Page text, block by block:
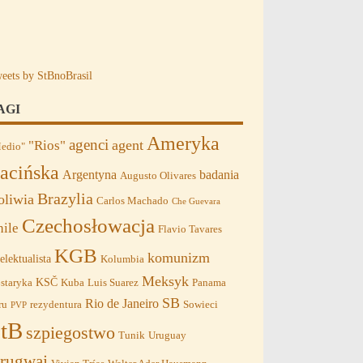
by StBnoBrasil
"Rios" agenci agent Ameryka
Argentyna Augusto Olivares badania
Brazylia Carlos Machado Che Guevara
Czechosłowacja Flavio Tavares
KGB Kolumbia komunizm
KSČ Kuba Luis Suarez Meksyk Panama
PVP rezydentura Rio de Janeiro SB Sowieci
szpiegostwo Tunik Uruguay